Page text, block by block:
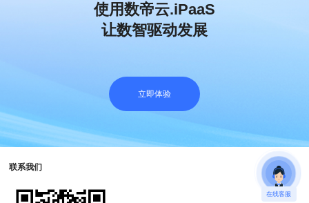
每刻报销
用友友云采
使用数帝云.iPaaS
让数智驱动发展
立即体验
联系我们
在线客服